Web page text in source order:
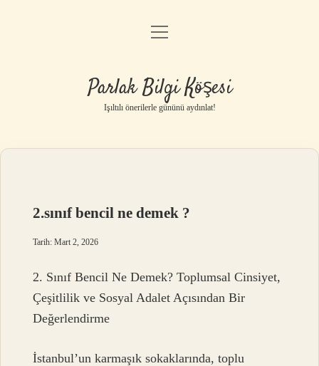
Anasayfa
Yasal Uyarı
menüyü
Parlak Bilgi Köşesi
Işıltılı önerilerle gününü aydınlat!
2.sınıf bencil ne demek ?
Tarih: Mart 2, 2026
2. Sınıf Bencil Ne Demek? Toplumsal Cinsiyet,
Çeşitlilik ve Sosyal Adalet Açısından Bir
Değerlendirme
İstanbul’un karmaşık sokaklarında, toplu